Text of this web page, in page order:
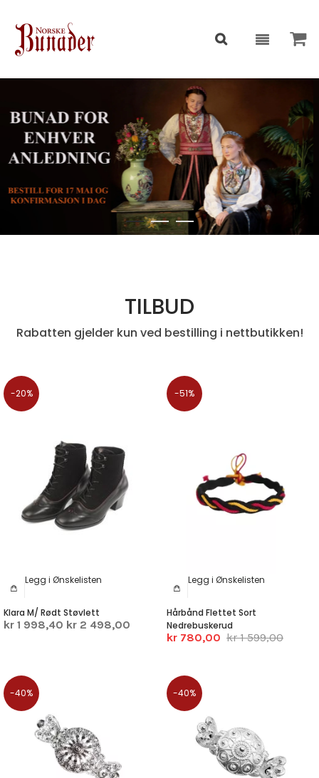
TILBUD
Rabatten gjelder kun ved bestilling i nettbutikken!
-20%
Legg i Ønskelisten
Klara M/ Rødt Støvlett
kr 1 998,40 kr 2 498,00
-51%
Legg i Ønskelisten
Hårbånd Flettet Sort
Nedrebuskerud
kr 780,00 kr 1 599,00
-40% -40%